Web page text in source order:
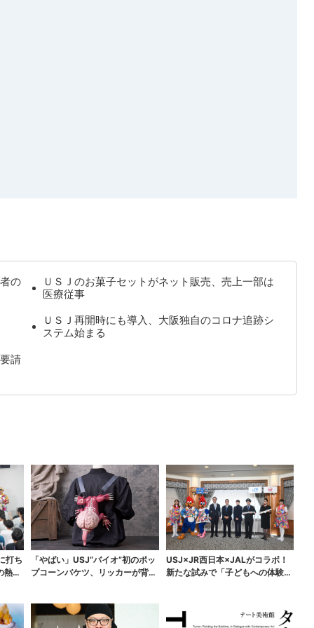
の
ＵＳＪのお菓子セットがネット販売、売上一部は
医療従事
ＵＳＪ再開時にも導入、大阪独自のコロナ追跡シ
ステム始まる
請
打ち
熱中
「やばい」USJ“バイオ”初のポッ
プコーンバケツ、リッカーが背中
USJ×JR西日本×JALがコラボ！
新たな試みで「子どもへの体験機